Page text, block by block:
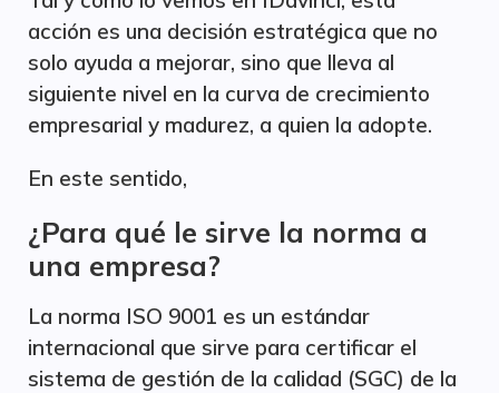
acción es una decisión estratégica que no
solo ayuda a mejorar, sino que lleva al
siguiente nivel en la curva de crecimiento
empresarial y madurez, a quien la adopte.
En este sentido,
¿Para qué le sirve la norma a
una empresa?
La norma ISO 9001 es un estándar
internacional que sirve para certificar el
sistema de gestión de la calidad (SGC) de la